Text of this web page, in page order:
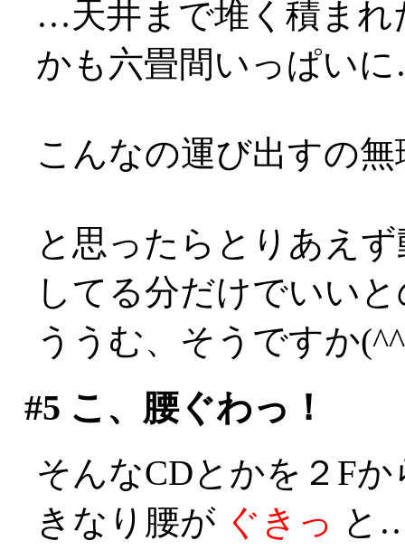
…天井まで堆く積ま
かも六畳間いっぱい
こんなの運び出すの
と思ったらとりあえ
してる分だけでいい
ううむ、そうですか
#5 こ、腰ぐわっ！
そんなCDとかを２F
きなり腰が ぐきっ と